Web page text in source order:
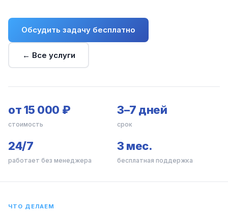
Обсудить задачу бесплатно
← Все услуги
от 15 000 ₽
стоимость
3–7 дней
срок
24/7
работает без менеджера
3 мес.
бесплатная поддержка
ЧТО ДЕЛАЕМ